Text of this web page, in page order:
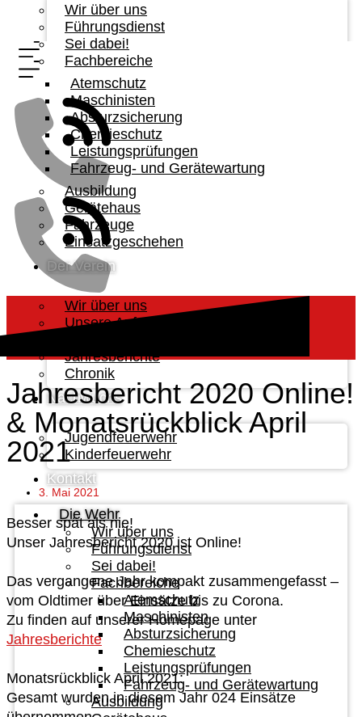
Wir über uns
Führungsdienst
Sei dabei!
Fachbereiche
Atemschutz
Maschinisten
Absturzsicherung
Chemieschutz
Leistungsprüfungen
Fahrzeug- und Gerätewartung
Ausbildung
Gerätehaus
Fahrzeuge
Einsatzgeschehen
Der Verein
Wir über uns
Unsere Aufgabe
Jahresberichte
Chronik
Nachwuchs
Jugendfeuerwehr
Kinderfeuerwehr
Kontakt
Die Wehr
Wir über uns
Führungsdienst
Sei dabei!
Fachbereiche
Atemschutz
Maschinisten
Absturzsicherung
Chemieschutz
Leistungsprüfungen
Fahrzeug- und Gerätewartung
Ausbildung
Jahresbericht 2020 Online!
& Monatsrückblick April
2021
3. Mai 2021
Besser spät als nie!
Unser Jahresbericht 2020 ist Online!
Das vergangene Jahr kompakt zusammengefasst –
vom Oldtimer über Einsätze bis zu Corona.
Zu finden auf unserer Homepage unter
Jahresberichte
Monatsrückblick April 2021:
Gesamt wurden in diesem Jahr 024 Einsätze